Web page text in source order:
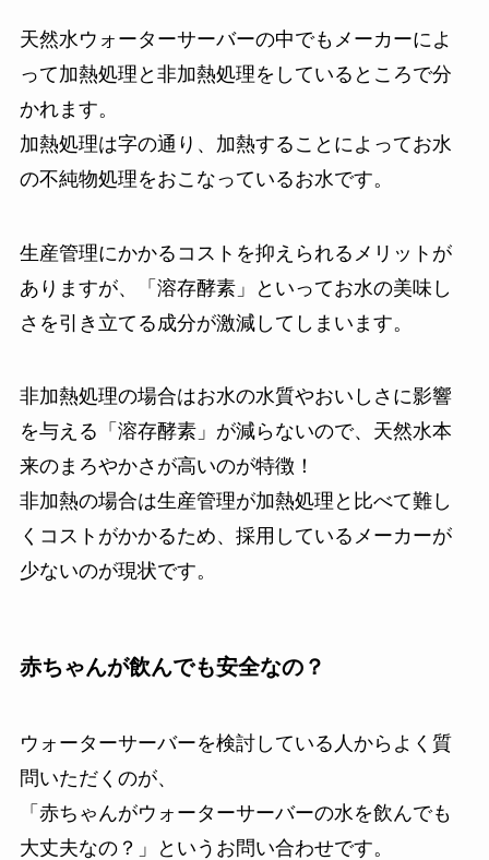
天然水ウォーターサーバーの中でもメーカーによ
って加熱処理と非加熱処理をしているところで分
かれます。
加熱処理は字の通り、加熱することによってお水
の不純物処理をおこなっているお水です。
生産管理にかかるコストを抑えられるメリットが
ありますが、「溶存酵素」といってお水の美味し
さを引き立てる成分が激減してしまいます。
非加熱処理の場合はお水の水質やおいしさに影響
を与える「溶存酵素」が減らないので、天然水本
来のまろやかさが高いのが特徴！
非加熱の場合は生産管理が加熱処理と比べて難し
くコストがかかるため、採用しているメーカーが
少ないのが現状です。
赤ちゃんが飲んでも安全なの？
ウォーターサーバーを検討している人からよく質
問いただくのが、
「赤ちゃんがウォーターサーバーの水を飲んでも
大丈夫なの？」というお問い合わせです。